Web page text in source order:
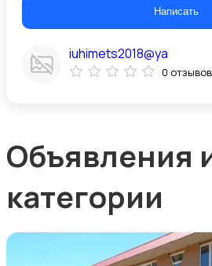
Написать
iuhimets2018@ya
0 отзывов
Объявления
категории